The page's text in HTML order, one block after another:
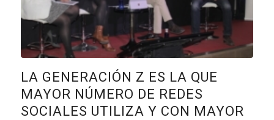
LA GENERACIÓN Z ES LA QUE
MAYOR NÚMERO DE REDES
SOCIALES UTILIZA Y CON MAYOR